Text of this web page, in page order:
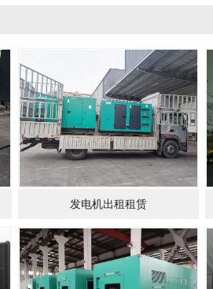
发电机出租租赁